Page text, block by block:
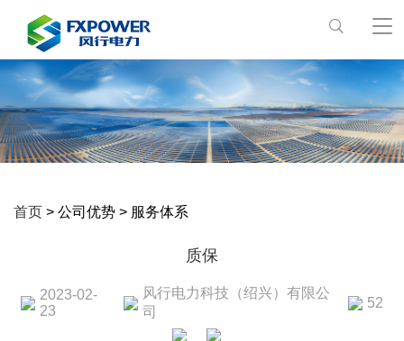
首页 > 公司优势 > 服务体系
质保
2023-02-
23
风行电力科技（绍兴）有限公
司
52